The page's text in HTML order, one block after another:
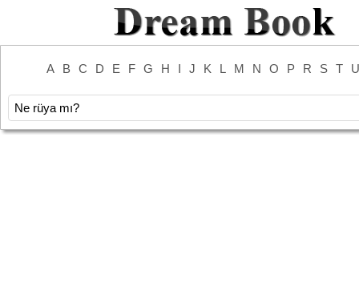
A B C D E F G H I J K L M N O P R S T U